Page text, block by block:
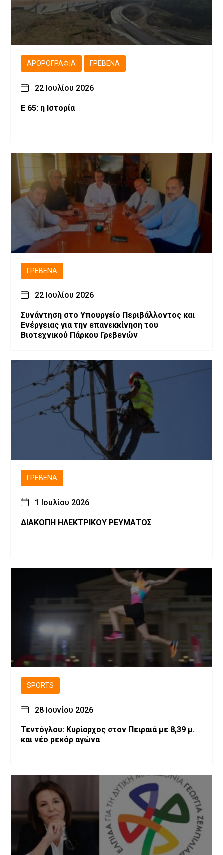
ΑΡΘΡΟΓΡΑΦΊΑ ΓΡΕΒΕΝΆ
22 Ιουλίου 2026
Ε 65: η Ιστορία
ΓΡΕΒΕΝΆ
22 Ιουλίου 2026
Συνάντηση στο Υπουργείο Περιβάλλοντος και
Ενέργειας για την επανεκκίνηση του
Βιοτεχνικού Πάρκου Γρεβενών
ΓΡΕΒΕΝΆ
1 Ιουλίου 2026
ΔΙΑΚΟΠΗ ΗΛΕΚΤΡΙΚΟΥ ΡΕΥΜΑΤΟΣ
SPORTS
28 Ιουνίου 2026
Τεντόγλου: Κυρίαρχος στον Πειραιά με 8,39 μ.
και νέο ρεκόρ αγώνα